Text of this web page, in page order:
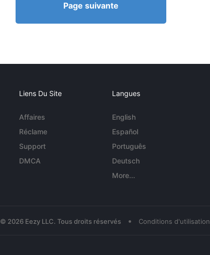
Page suivante
Liens Du Site
Affaires
Réclame
Support
DMCA
Langues
English
Español
Português
Deutsch
More...
© 2026 Eezy LLC. Tous droits réservés • Conditions d'utilisation